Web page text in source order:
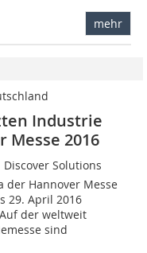
mehr
Industrie
Messe 2016
Solutions
der Hannover Messe
29. April 2016
der weltweit
sind